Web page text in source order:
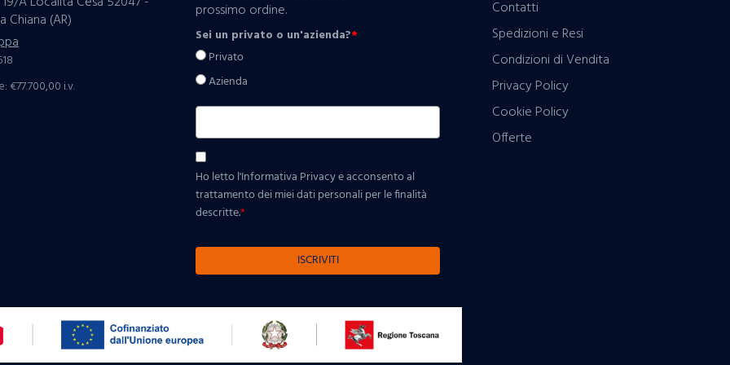
Chiana (AR)
€77.700,00 i.v.
prossimo ordine.
Sei un privato o un'azienda?*
Privato
Azienda
Ho letto l'Informativa Privacy e acconsento al
trattamento dei miei dati personali per le finalità
descritte.*
ISCRIVITI
Contatti
Spedizioni e Resi
Condizioni di Vendita
Privacy Policy
Cookie Policy
Offerte